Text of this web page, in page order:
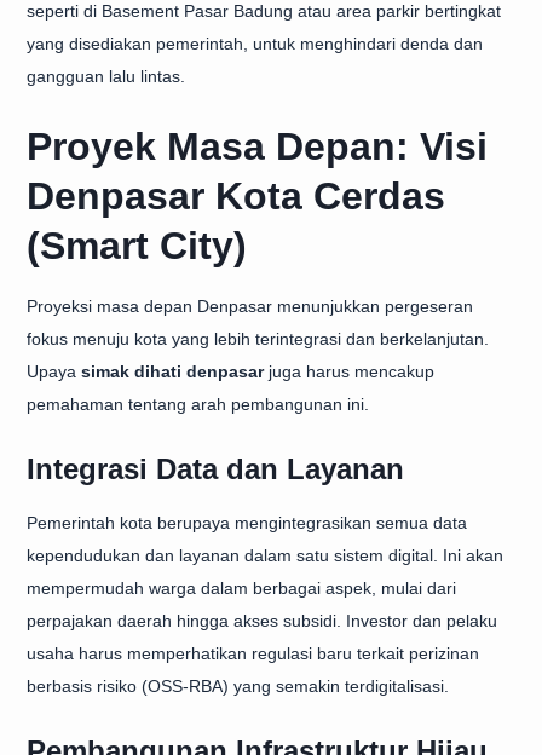
seperti di Basement Pasar Badung atau area parkir bertingkat
yang disediakan pemerintah, untuk menghindari denda dan
gangguan lalu lintas.
Proyek Masa Depan: Visi
Denpasar Kota Cerdas
(Smart City)
Proyeksi masa depan Denpasar menunjukkan pergeseran
fokus menuju kota yang lebih terintegrasi dan berkelanjutan.
Upaya simak dihati denpasarjuga harus mencakup
pemahaman tentang arah pembangunan ini.
Integrasi Data dan Layanan
Pemerintah kota berupaya mengintegrasikan semua data
kependudukan dan layanan dalam satu sistem digital. Ini akan
mempermudah warga dalam berbagai aspek, mulai dari
perpajakan daerah hingga akses subsidi. Investor dan pelaku
usaha harus memperhatikan regulasi baru terkait perizinan
berbasis risiko (OSS-RBA) yang semakin terdigitalisasi.